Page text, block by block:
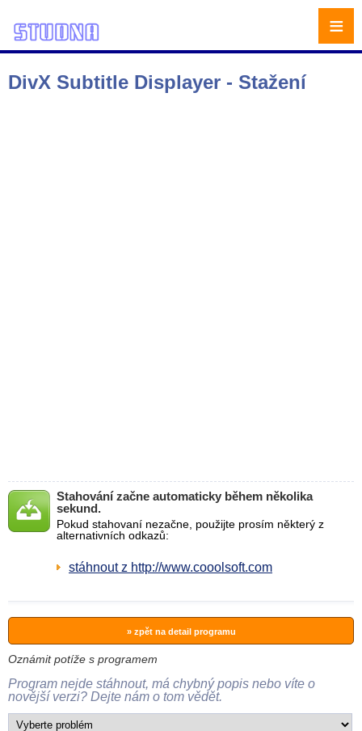
DivX Subtitle Displayer - Stažení
Stahování začne automaticky během několika
sekund.
Pokud stahovaní nezačne, použijte prosím některý z
alternativních odkazů:
stáhnout z http://www.cooolsoft.com
» zpět na detail programu
Oznámit potíže s programem
Program nejde stáhnout, má chybný popis nebo víte o
novější verzi? Dejte nám o tom vědět.
≡